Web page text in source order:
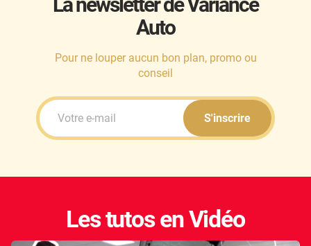
Ineos
Infiniti
Jaguar
Auto
Pour ne louper aucun bon plan, promo ou
conseil
S'inscrire
Les tutos en Vidéo